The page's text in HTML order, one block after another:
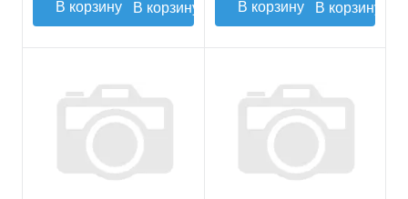
В корзину В корзину